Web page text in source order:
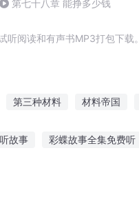
第七十八章 能挣多少钱
阅读和有声书MP3打包下载。
第三种材料 材料帝国
故事 彩蝶故事全集免费听